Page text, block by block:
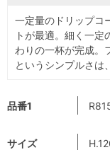
品番1
サイズ
一定量のドリップコ
トが最適。細く一
わりの一杯が完成。
というシンプルさは